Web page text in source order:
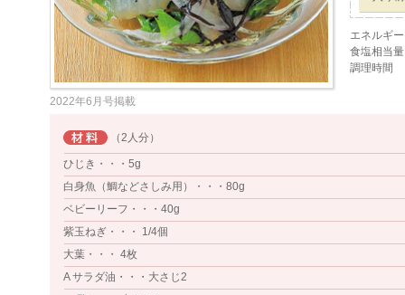
2022年6月号掲載
エネルギー
食塩相当量
調理時間
（2人分）
ひじき・・・5g
白身魚（鯛などさしみ用）・・・80g
ベビーリーフ・・・40g
紫玉ねぎ・・・ 1/4個
大葉・・・ 4枚
A サラダ油・・・大さじ2